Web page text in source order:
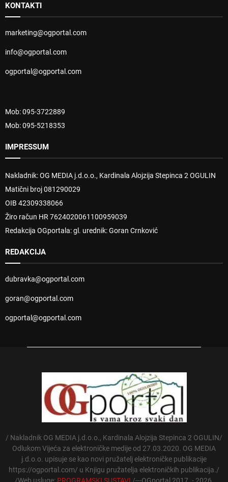
KONTAKTI
marketing@ogportal.com
info@ogportal.com
ogportal@ogportal.com
Mob: 095-3722889
Mob: 095-5218353
IMPRESSUM
Nakladnik: OG MEDIA j.d.o.o., Kardinala Alojzija Stepinca 2 OGULIN
Matični broj 081290029
OIB 42309338066
Žiro račun HR 7624020061100959039
Redakcija OGportala: gl. urednik: Goran Crnković
REDAKCIJA
dubravka@ogportal.com
goran@ogportal.com
ogportal@ogportal.com
/ Nakladnik OG MEDIA j.d.o.o., Kardinala Alojzija Stepinca 2 OGULIN/
Odlukom Vijeća za elektroničke medije od 27.03.2020. OG MEDIA
j.d.o.o. upisuje se kao novi pružatelj elektroničke publikacije
https://ogportal.com/ u Knjigu pružatelja elektroničkih publikacija./
/Web usluge: PROGRAMSKI SUSTAVI /---OGportal 2017. - 2026.